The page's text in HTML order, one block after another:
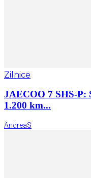
Zilnice
JAECOO 7 SHS-P:
1.200 km...
AndreaS